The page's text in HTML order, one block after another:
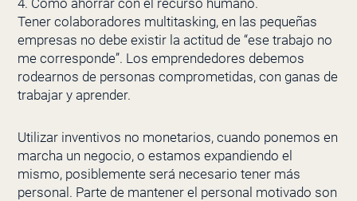
4. Cómo ahorrar con el recurso humano.
Tener colaboradores multitasking, en las pequeñas
empresas no debe existir la actitud de “ese trabajo no
me corresponde”. Los emprendedores debemos
rodearnos de personas comprometidas, con ganas de
trabajar y aprender.
Utilizar inventivos no monetarios, cuando ponemos en
marcha un negocio, o estamos expandiendo el
mismo, posiblemente será necesario tener más
personal. Parte de mantener el personal motivado son